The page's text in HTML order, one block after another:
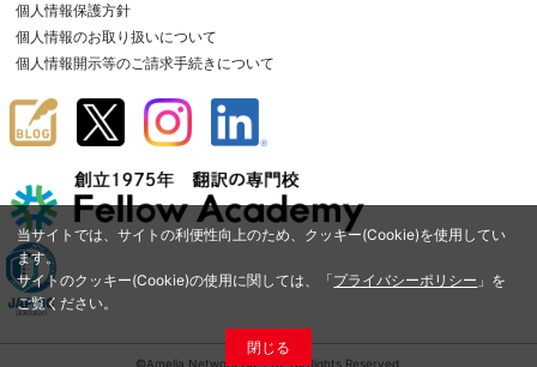
当サイトでは、サイトの利便性向上のため、クッキー(Cookie)を使用してい
ます。
サイトのクッキー(Cookie)の使用に関しては、「プライバシーポリシー 」を
ご覧ください。
閉じる
個人情報保護方針
個人情報のお取り扱いについて
個人情報開示等のご請求手続きについて
©Amelia Network Co.,Ltd. All Rights Reserved.